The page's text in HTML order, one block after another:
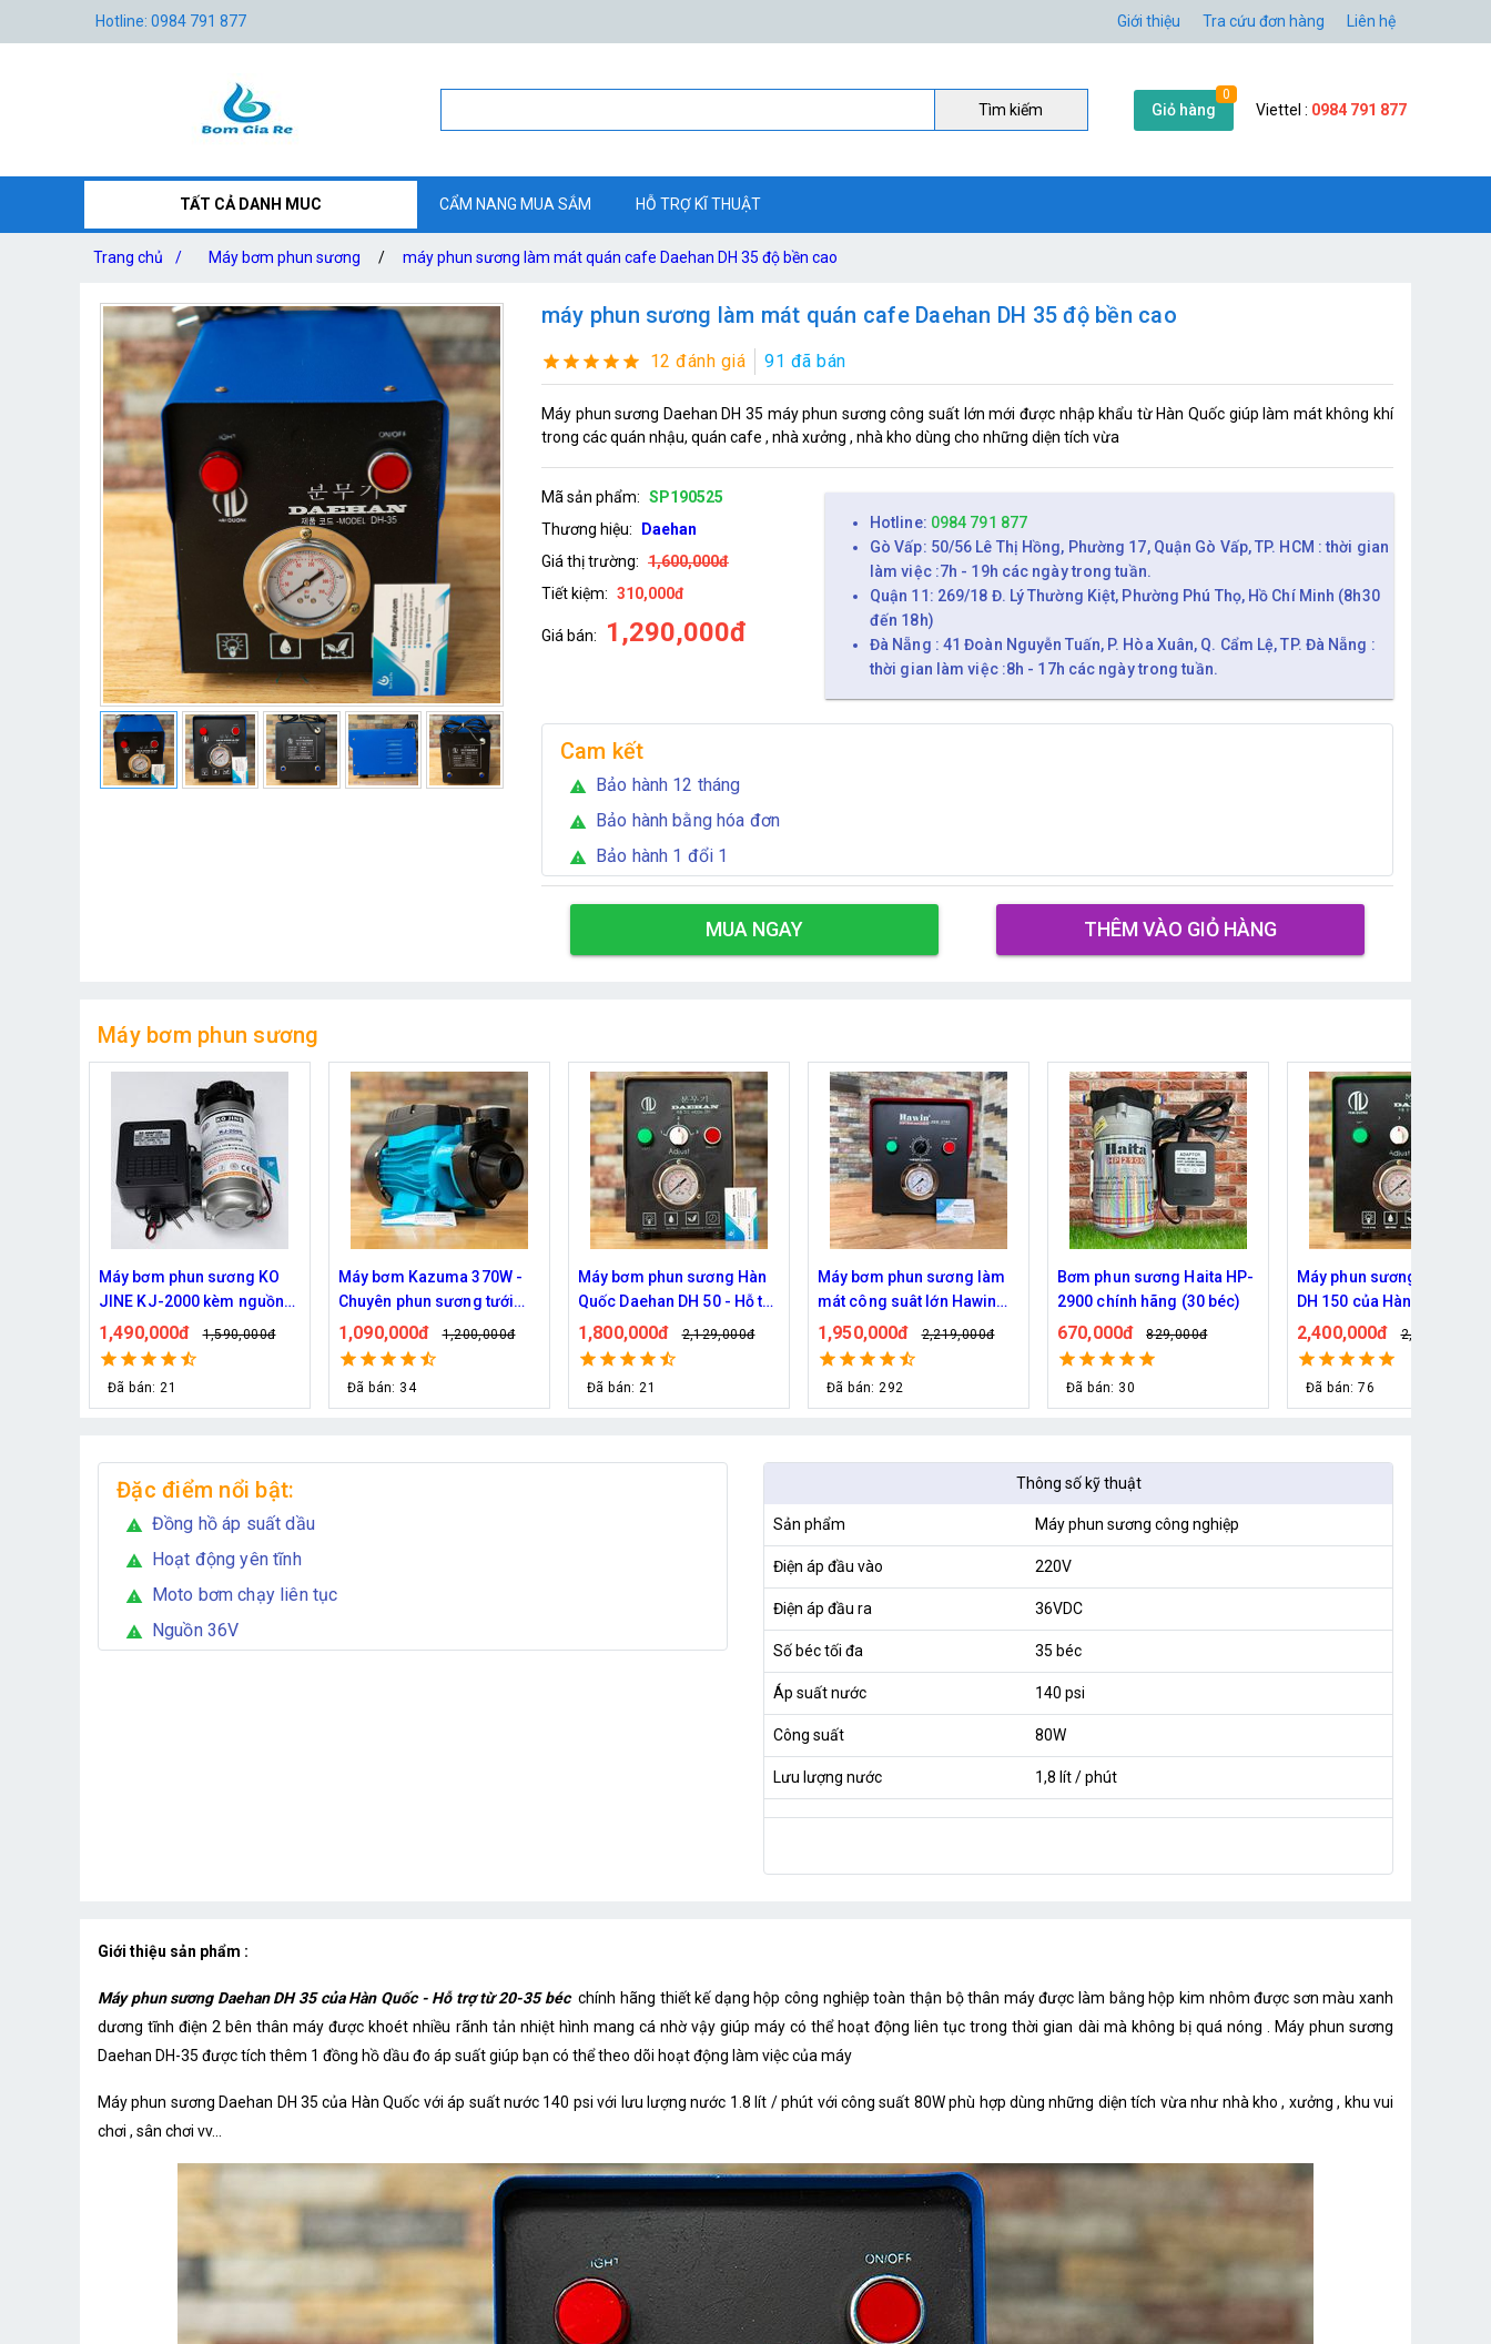
Hotline: 0984 791 877 Giới thiệu Tra cứu đơn hàng Liên hệ
Tìm kiếm Giỏ hàng
0
Viettel : 0984 791 877
TẤT CẢ DANH MUC CẨM NANG MUA SẮM HỖ TRỢ KĨ THUẬT
Trang chủ / Máy bơm phun sương / máy phun sương làm mát quán cafe Daehan DH 35 độ bền cao
máy phun sương làm mát quán cafe Daehan DH 35 độ bền cao
12 đánh giá 91 đã bán
Máy phun sương Daehan DH 35 máy phun sương công suất lớn mới được nhập khẩu từ Hàn Quốc giúp làm mát không khí
trong các quán nhậu, quán cafe , nhà xưởng , nhà kho dùng cho những diện tích vừa
Mã sản phẩm: SP190525
Thương hiệu:
Daehan
Giá thị trường: 1,600,000đ
Tiết kiệm: 310,000đ
Giá bán: 1,290,000đ
Hotline: 0984 791 877
Gò Vấp: 50/56 Lê Thị Hồng, Phường 17, Quận Gò Vấp, TP. HCM : thời gian
làm việc :7h - 19h các ngày trong tuần.
Quận 11: 269/18 Đ. Lý Thường Kiệt, Phường Phú Thọ, Hồ Chí Minh (8h30
đến 18h)
Đà Nẵng : 41 Đoàn Nguyễn Tuấn, P. Hòa Xuân, Q. Cẩm Lệ, TP. Đà Nẵng :
thời gian làm việc :8h - 17h các ngày trong tuần.
Cam kết
warning Bảo hành 12 tháng
warning Bảo hành bằng hóa đơn
warning Bảo hành 1 đổi 1
MUA NGAY THÊM VÀO GIỎ HÀNG
Máy bơm phun sương
Máy bơm Kazuma 370W -
Chuyên phun sương tưới
cây
1,090,000đ 1,200,000đ
Đã bán: 34
Máy bơm phun sương Hàn
Quốc Daehan DH 50 - Hỗ trợ
từ 30 đến 50 béc phun
1,800,000đ 2,129,000đ
Đã bán: 21
Máy bơm phun sương làm
mát công suât lớn Hawin
FOG-2703 hỗ trợ 70 đầu
phun
1,950,000đ 2,219,000đ
Đã bán: 292
Bơm phun sương Haita HP-
2900 chính hãng (30 béc)
670,000đ 829,000đ
Đã bán: 30
Máy phun sương Daehan
DH 150 của Hàn Quốc
2,400,000đ 2,790,000đ
Đã bán: 76
Bơm phun sương Daehan
DH 6017 hỗ trợ từ 5 - 20
690,000đ 800,000đ
Đã bán: 80
Đặc điểm nổi bật:
warning Đồng hồ áp suất dầu
warning Hoạt động yên tĩnh
warning Moto bơm chạy liên tục
warning Nguồn 36V
Thông số kỹ thuật
Sản phẩm Máy phun sương công nghiệp
Điện áp đầu vào 220V
Điện áp đầu ra 36VDC
Số béc tối đa 35 béc
Áp suất nước 140 psi
Công suất 80W
Lưu lượng nước 1,8 lít / phút
Giới thiệu sản phẩm :
Máy phun sương Daehan DH 35 của Hàn Quốc - Hỗ trợ từ 20-35 béc chính hãng thiết kế dạng hộp công nghiệp toàn thận bộ thân máy được làm bằng hộp kim nhôm được sơn màu xanh
dương tĩnh điện 2 bên thân máy được khoét nhiều rãnh tản nhiệt hình mang cá nhờ vậy giúp máy có thể hoạt động liên tục trong thời gian dài mà không bị quá nóng . Máy phun sương
Daehan DH-35 được tích thêm 1 đồng hồ dầu đo áp suất giúp bạn có thể theo dõi hoạt động làm việc của máy
Máy phun sương Daehan DH 35 của Hàn Quốc với áp suất nước 140 psi với lưu lượng nước 1.8 lít / phút với công suất 80W phù hợp dùng những diện tích vừa như nhà kho , xưởng , khu vui
chơi , sân chơi vv...